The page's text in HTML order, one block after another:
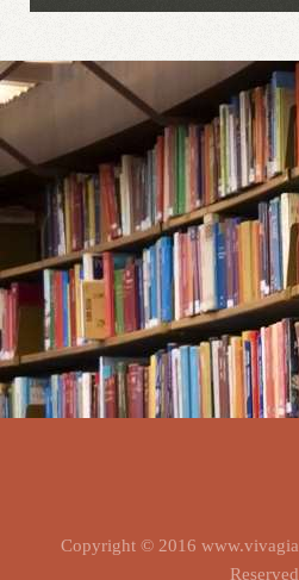
Copyright © 2016